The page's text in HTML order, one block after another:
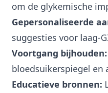
om de glykemische
Gepersonaliseerde
suggesties voor laag-
Voortgang bijhouden:
bloedsuikerspiegel en
Educatieve bronnen: